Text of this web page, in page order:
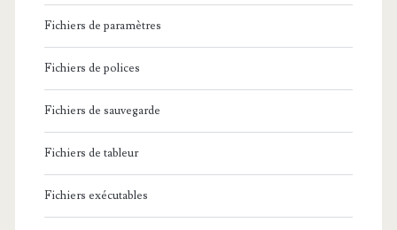
Fichiers de paramètres
Fichiers de polices
Fichiers de sauvegarde
Fichiers de tableur
Fichiers exécutables